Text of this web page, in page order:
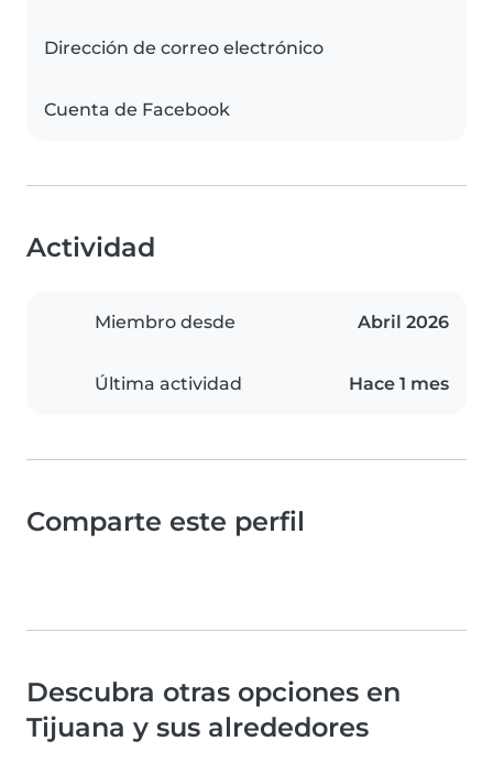
Dirección de correo electrónico
Cuenta de Facebook
Actividad
Miembro desde Abril 2026
Última actividad Hace 1 mes
Comparte este perfil
Descubra otras opciones en
Tijuana y sus alrededores